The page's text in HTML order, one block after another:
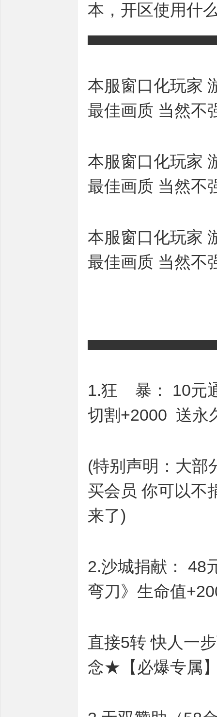
本，开区使用什
本服窗口化玩家
最佳画质 当然不
本服窗口化玩家
最佳画质 当然不
本服窗口化玩家
最佳画质 当然
1.狂 暴： 10元
切割+2000 送永
(特别声明：大部
买会员 你可以不
来了)
2.沙城捐献： 48
弯刀》生命值
直接5转 快人一
念★【必爆专属